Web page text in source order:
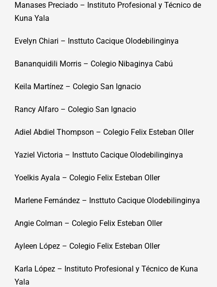
Manases Preciado – Instituto Profesional y Técnico de
Kuna Yala
Evelyn Chiari – Insttuto Cacique Olodebilinginya
Bananquidili Morris – Colegio Nibaginya Cabú
Keila Martínez – Colegio San Ignacio
Rancy Alfaro – Colegio San Ignacio
Adiel Abdiel Thompson – Colegio Felix Esteban Oller
Yaziel Victoria – Insttuto Cacique Olodebilinginya
Yoelkis Ayala – Colegio Felix Esteban Oller
Marlene Fernández – Insttuto Cacique Olodebilinginya
Angie Colman – Colegio Felix Esteban Oller
Ayleen López – Colegio Felix Esteban Oller
Karla López – Instituto Profesional y Técnico de Kuna
Yala